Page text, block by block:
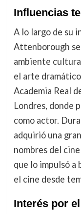
Influencias
A lo largo de su
Attenborough
ambiente
el arte
Academia Real
Londres, donde
como actor.
adquirió una
nombres del
que lo impulsó a
el cine desde
Interés por